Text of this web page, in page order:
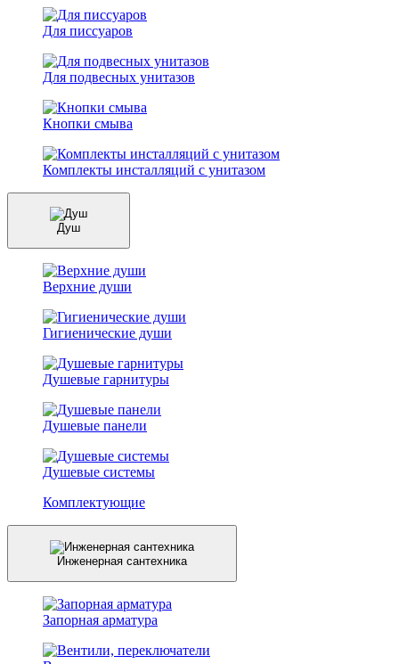
Для писсуаров
Для подвесных унитазов
Кнопки смыва
Комплекты инсталляций с унитазом
Душ
Верхние души
Гигиенические души
Душевые гарнитуры
Душевые панели
Душевые системы
Комплектующие
Инженерная сантехника
Запорная арматура